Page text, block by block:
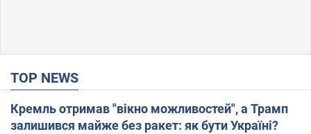
TOP NEWS
Кремль отримав "вікно можливостей", а Трамп
залишився майже без ракет: як бути Україні?